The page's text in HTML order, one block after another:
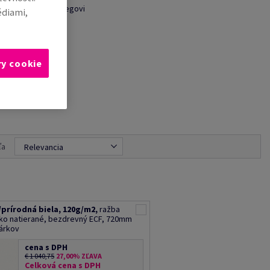
E-mail kolegovi
Relevancia
biela, 120g/m2,ražba
natierané, bezdrevný ECF, 720mm
cena s DPH
€ 1 040,75 27,00% ZĽAVA
Celková cena s DPH
cookie